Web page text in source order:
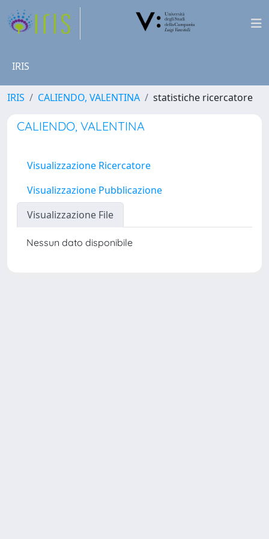
IRIS
IRIS CALIENDO, VALENTINA statistiche ricercatore
CALIENDO, VALENTINA
Visualizzazione Ricercatore
Visualizzazione Pubblicazione
Visualizzazione File
Nessun dato disponibile